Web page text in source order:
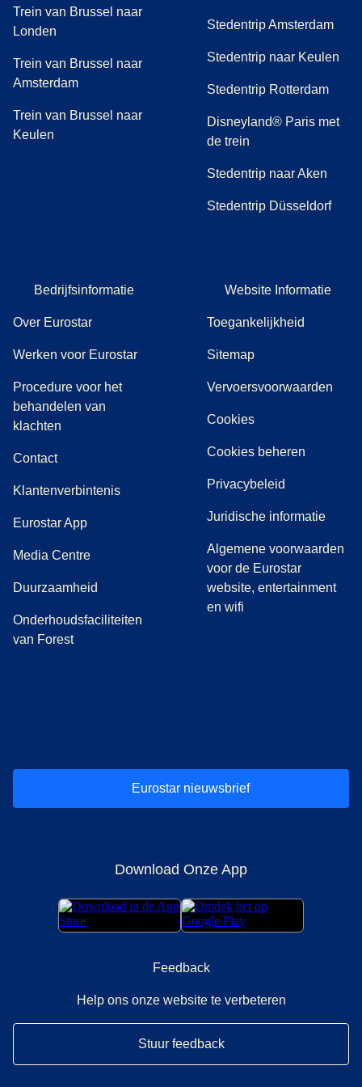
Trein van Brussel naar
Londen
Trein van Brussel naar
Amsterdam
Trein van Brussel naar
Keulen
Stedentrip Amsterdam
Stedentrip naar Keulen
Stedentrip Rotterdam
Disneyland® Paris met
de trein
Stedentrip naar Aken
Stedentrip Düsseldorf
Bedrijfsinformatie
Over Eurostar
Werken voor Eurostar
Procedure voor het
behandelen van
klachten
Contact
Klantenverbintenis
Eurostar App
Media Centre( opent in een nieuwe tab)
Duurzaamheid
Onderhoudsfaciliteiten
van Forest
Website Informatie
Toegankelijkheid
Sitemap
Vervoersvoorwaarden
Cookies
Cookies beheren
Privacybeleid
Juridische informatie
Algemene voorwaarden
voor de Eurostar
website, entertainment
en wifi
Eurostar nieuwsbrief
Download Onze App
Feedback
Help ons onze website te verbeteren
Stuur feedback